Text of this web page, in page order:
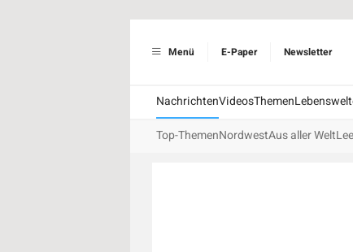
Menü E-Paper Newsletter
NachrichtenVideosThemen
Top-ThemenNordwestAus aller Welt